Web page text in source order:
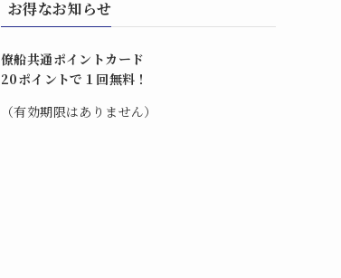
お得なお知らせ
僚船共通ポイントカード
20ポイントで１回無料！
（有効期限はありません）